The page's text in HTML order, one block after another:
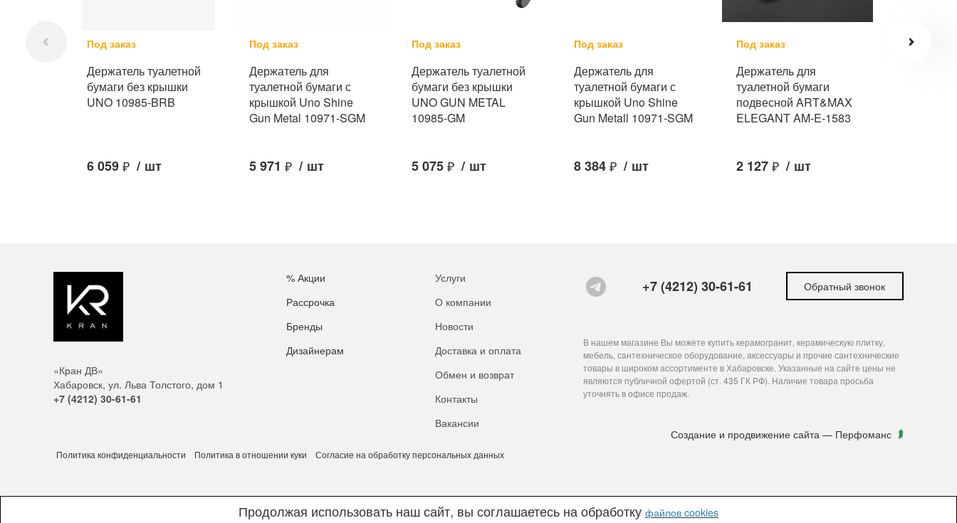
Под заказ
Держатель туалетной
бумаги без крышки
UNO 10985-BRB
6 059₽ / шт
Под заказ
Держатель для
туалетной бумаги с
крышкой Uno Shine
Gun Metal 10971-SGM
5 971 ₽ / шт
Под заказ
Держатель туалетной
бумаги без крышки
UNO GUN METAL
10985-GM
5 075₽ / шт
Под заказ
Держатель для
туалетной бумаги с
крышкой Uno Shine
Gun Metall 10971-SGM
8 384₽ / шт
Под заказ
Держатель для
туалетной бумаги
подвесной ART&MAX
ELEGANT AM-E-1583
2 127₽ / шт
Под заказ
«Кран ДВ»
Хабаровск, ул. Льва Толстого, дом 1
+7 (4212) 30-61-61
% Акции
Рассрочка
Бренды
Дизайнерам
Услуги
О компании
Новости
Доставка и оплата
Обмен и возврат
Контакты
Вакансии
+7 (4212) 30-61-61 Обратный звонок
В нашем магазине Вы можете купить керамогранит, керамическую плитку,
мебель, сантехническое оборудование, аксессуары и прочие сантехнические
товары в широком ассортименте в Хабаровске. Указанные на сайте цены не
являются публичной офертой (ст. 435 ГК РФ). Наличие товара просьба
уточнять в офисе продаж.
Создание и продвижение сайта — Перфоманс
Политика конфиденциальности Политика в отношении куки Согласие на обработку персональных данных
Продолжая использовать наш сайт, вы соглашаетесь на обработку файлов cookies